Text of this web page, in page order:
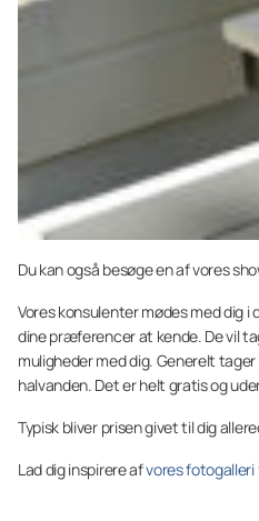
Du kan også besøge en af vores
Vores konsulenter mødes med dig
dine præferencer at kende. De vil
muligheder med dig. Generelt
halvanden. Det er helt gratis og
Typisk bliver prisen givet til dig
Lad dig inspirere afvores fotogalleri